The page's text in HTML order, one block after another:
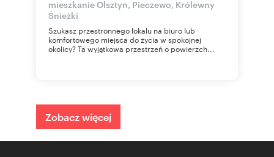
mieszkanie Olsztyn, Pieczewo, Królewny
Śnieżki
Szukasz przestronnego lokalu na biuro lub
komfortowego miejsca do życia w spokojnej
okolicy? Ta wyjątkowa przestrzeń o powierzch...
Zobacz więcej